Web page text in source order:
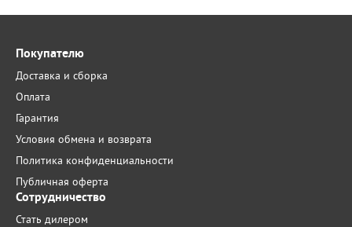
Покупателю
Доставка и сборка
Оплата
Гарантия
Условия обмена и возврата
Политика конфиденциальности
Публичная оферта
Сотрудничество
Стать дилером